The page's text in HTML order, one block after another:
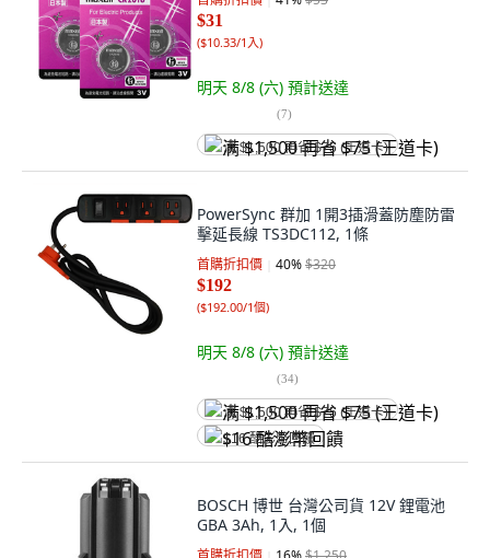
$31
($10.33/1入)
明天 8/8 (六) 預計送達
(7)
满 $1,500 再省 $75 (王道卡)
PowerSync 群加 1開3插滑蓋防塵防雷
擊延長線 TS3DC112, 1條
首購折扣價 40%$320
$192
($192.00/1個)
明天 8/8 (六) 預計送達
(34)
满 $1,500 再省 $75 (王道卡)
$16 酷澎幣回饋
BOSCH 博世 台灣公司貨 12V 鋰電池
GBA 3Ah, 1入, 1個